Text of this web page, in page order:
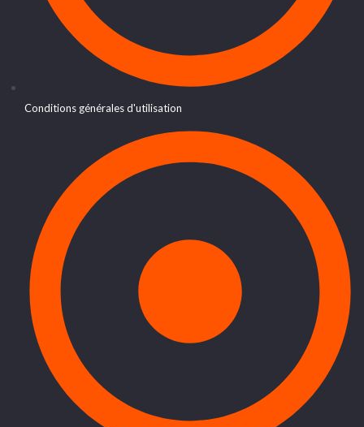
Conditions générales d'utilisation